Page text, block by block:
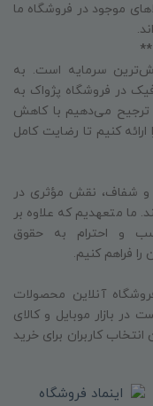
موجود در فروشگاه ما
سرمایه است. به
در فروشگاه پژواک به
ترجیح می‌دهیم با کاهش
کنیم تا رضایت کامل
و شفاف، نقش مؤثری در
ما متعهدیم که علاوه بر
و احترام به حقوق
فراهم کنیم.
آنلاین محصولات
در بازار موبایل و کالای
کاربران برای خرید